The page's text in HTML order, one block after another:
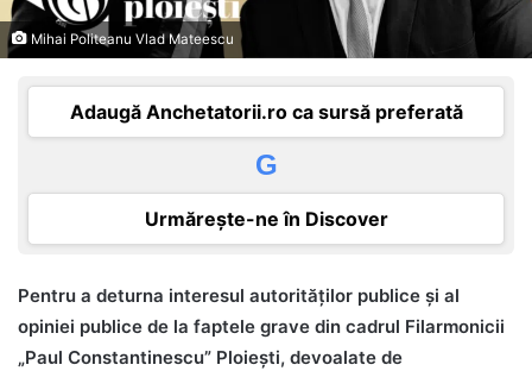
Mihai Politeanu Vlad Mateescu
Adaugă Anchetatorii.ro ca sursă preferată
G
Urmărește-ne în Discover
Pentru a deturna interesul autorităților publice și al
opiniei publice de la faptele grave din cadrul Filarmonicii
„Paul Constantinescu” Ploiești, devoalate de